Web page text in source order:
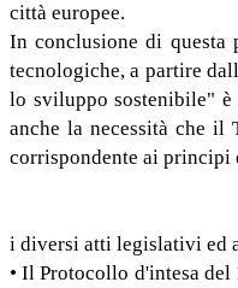
città europee.
In conclusione di questa
tecnologiche, a partire
lo sviluppo sostenibile" è
anche la necessità che il
corrispondente ai principi
i diversi atti legislativi ed
• Il Protocollo d'intesa